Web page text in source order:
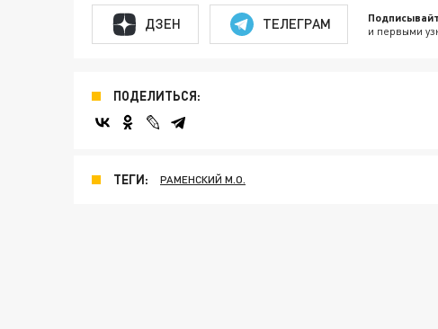
ДЗЕН ТЕЛЕГРАМ и первыми
ПОДЕЛИТЬСЯ:
ТЕГИ: РАМЕНСКИЙ М.О.